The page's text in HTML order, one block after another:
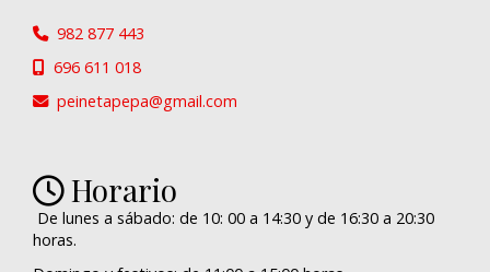
982 877 443
696 611 018
peinetapepa
gmail.com
Horario
De lunes a sábado: de 10: 00 a 14:30 y de 16:30 a 20:30
horas.